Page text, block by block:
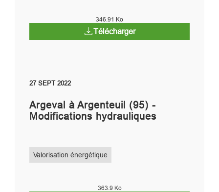
Télécharger
346.91 Ko
27 SEPT 2022
Argeval à Argenteuil (95) -
Modifications hydrauliques
Valorisation énergétique
363.9 Ko